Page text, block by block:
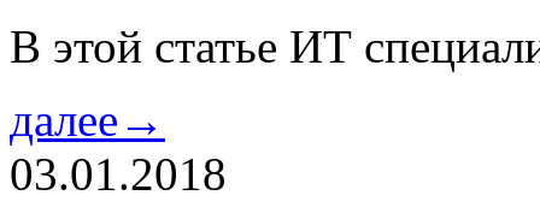
В этой статье ИТ
далее→
03.01.2018